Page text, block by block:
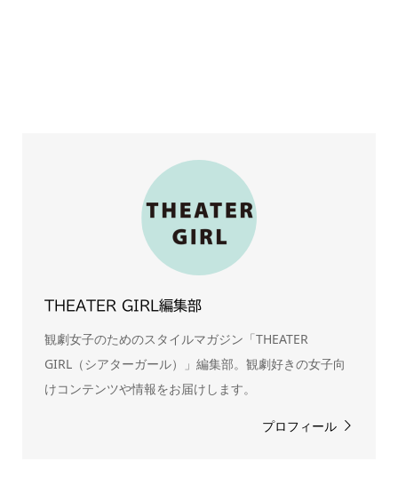
THEATER GIRL編集部
観劇女子のためのスタイルマガジン「THEATER
GIRL（シアターガール）」編集部。観劇好きの女子向
けコンテンツや情報をお届けします。
プロフィール